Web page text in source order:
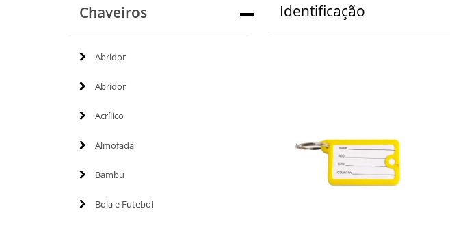
Chaveiros
Abridor
Abridor
Acrílico
Almofada
Bambu
Bola e Futebol
Identificação